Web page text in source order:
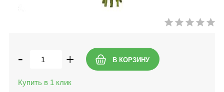
- +
Купить в 1 клик